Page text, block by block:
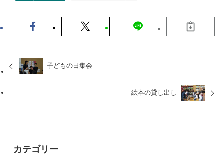
子どもの日集会
絵本の貸し出し
カテゴリー